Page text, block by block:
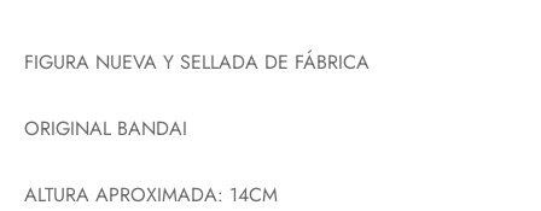
FIGURA NUEVA Y SELLADA DE FÁBRICA
ORIGINAL BANDAI
ALTURA APROXIMADA: 14CM